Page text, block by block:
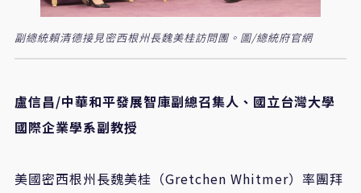
副總統賴清德接見密西根州長魏美桂訪問團。圖/總統府官網
盧信昌/中華和平發展智庫副總召集人、國立台灣大學
國際企業學系副教授
美國密西根州長魏美桂（Gretchen Whitmer）率團拜